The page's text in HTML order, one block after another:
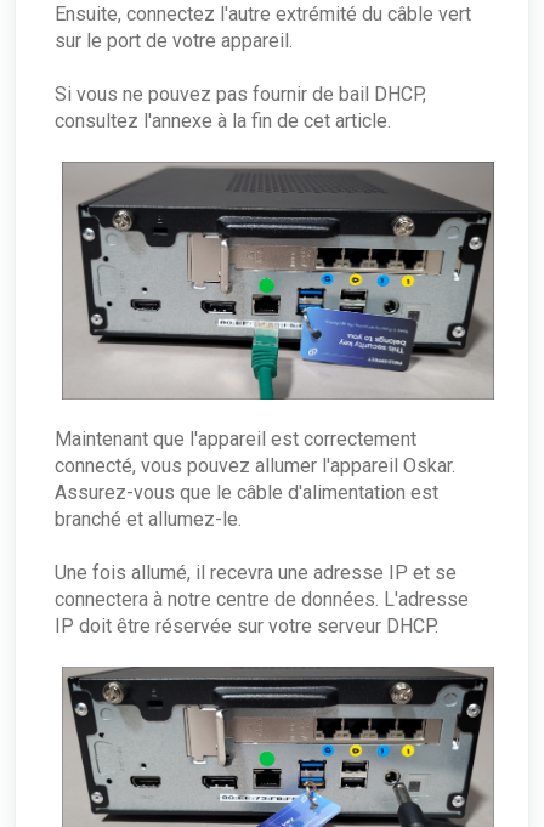
Ensuite, connectez l'autre extrémité du câble vert
sur le port de votre appareil.
Si vous ne pouvez pas fournir de bail DHCP,
consultez l'annexe à la fin de cet article.
Maintenant que l'appareil est correctement
connecté, vous pouvez allumer l'appareil Oskar.
Assurez-vous que le câble d'alimentation est
branché et allumez-le.
Une fois allumé, il recevra une adresse IP et se
connectera à notre centre de données. L'adresse
IP doit être réservée sur votre serveur DHCP.